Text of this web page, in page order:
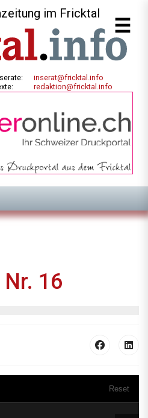
im Fricktal
inserat@fricktal.info
redaktion@fricktal.info
16